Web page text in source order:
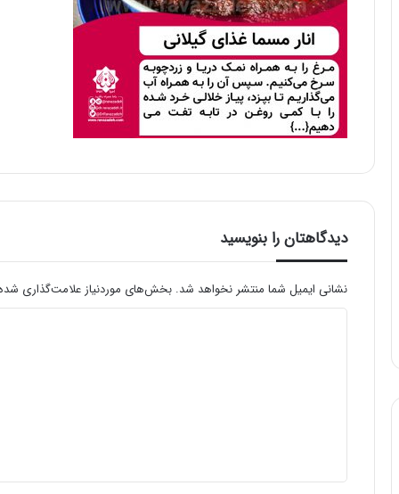
دیدگاهتان را بنویسید
نشانی ایمیل شما منتشر نخواهد شد. بخش‌های موردنیاز علامت‌گذاری
*